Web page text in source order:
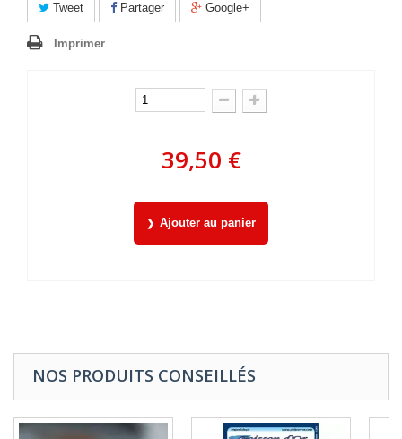
Tweet Partager Google+
Imprimer
39,50 €
Ajouter au panier
NOS PRODUITS CONSEILLÉS